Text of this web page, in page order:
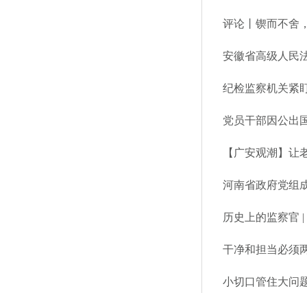
评论丨锲而不舍
安徽省高级人民
纪检监察机关紧
党员干部因公出
【广安观潮】让
河南省政府党组
历史上的监察官
干净和担当必须
小切口管住大问